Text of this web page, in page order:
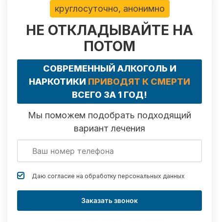
круглосуточно, анонимно
НЕ ОТКЛАДЫВАЙТЕ НА
ПОТОМ
СОВРЕМЕННЫЙ АЛКОГОЛЬ И
НАРКОТИКИ ПРИВОДЯТ К СМЕРТИ
ВСЕГО ЗА 1 ГОД!
Мы поможем подобрать подходящий
вариант лечения
Даю согласие на обработку персональных данных
Заказать звонок